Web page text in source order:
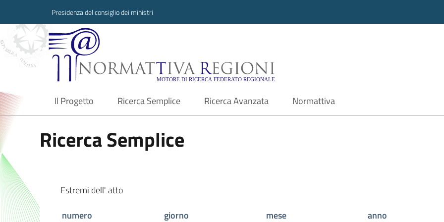
Presidenza del consiglio dei ministri
Normattiva Regioni - Motore di ricerca
Il Progetto
current Ricerca Semplice Ricerca Avanzata Normattiva
Ricerca Semplice
Estremi dell' atto
numero
giorno mese
anno